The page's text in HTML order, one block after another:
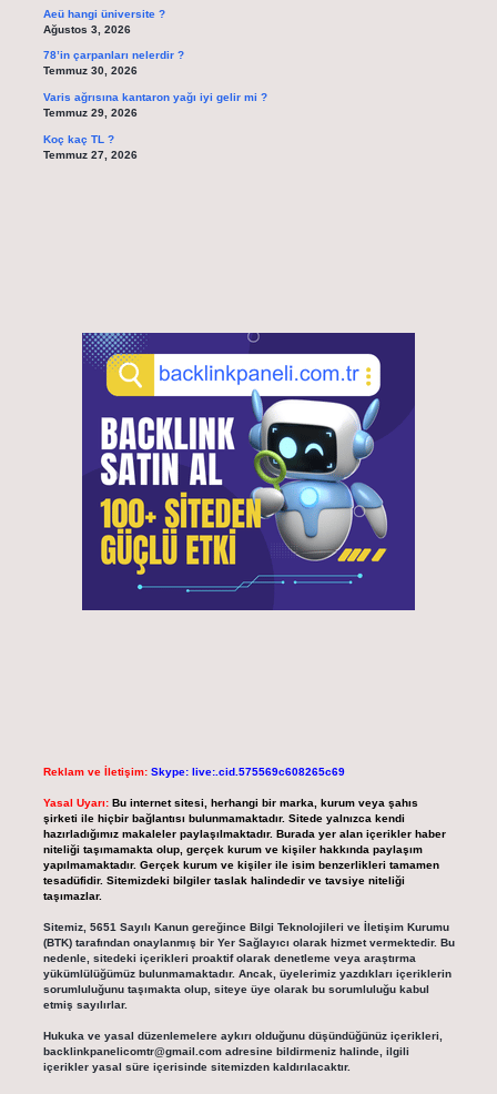
Aeü hangi üniversite ?
Ağustos 3, 2026
78’in çarpanları nelerdir ?
Temmuz 30, 2026
Varis ağrısına kantaron yağı iyi gelir mi ?
Temmuz 29, 2026
Koç kaç TL ?
Temmuz 27, 2026
Reklam ve İletişim: Skype: live:.cid.575569c608265c69
Yasal Uyarı: Bu internet sitesi, herhangi bir marka, kurum veya şahıs
şirketi ile hiçbir bağlantısı bulunmamaktadır. Sitede yalnızca kendi
hazırladığımız makaleler paylaşılmaktadır. Burada yer alan içerikler haber
niteliği taşımamakta olup, gerçek kurum ve kişiler hakkında paylaşım
yapılmamaktadır. Gerçek kurum ve kişiler ile isim benzerlikleri tamamen
tesadüfidir. Sitemizdeki bilgiler taslak halindedir ve tavsiye niteliği
taşımazlar.
Sitemiz, 5651 Sayılı Kanun gereğince Bilgi Teknolojileri ve İletişim Kurumu
(BTK) tarafından onaylanmış bir Yer Sağlayıcı olarak hizmet vermektedir. Bu
nedenle, sitedeki içerikleri proaktif olarak denetleme veya araştırma
yükümlülüğümüz bulunmamaktadır. Ancak, üyelerimiz yazdıkları içeriklerin
sorumluluğunu taşımakta olup, siteye üye olarak bu sorumluluğu kabul
etmiş sayılırlar.
Hukuka ve yasal düzenlemelere aykırı olduğunu düşündüğünüz içerikleri,
backlinkpanelicomtr@gmail.comadresine bildirmeniz halinde, ilgili
içerikler yasal süre içerisinde sitemizden kaldırılacaktır.